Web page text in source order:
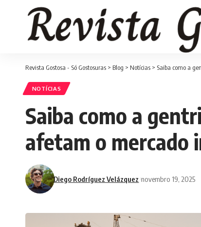
Revista Gostosa - Só Gostosuras > Blog > Notícias > Saiba como a
NOTÍCIAS
Saiba como a
afetam o mercado
Diego Rodríguez Velázquez novembro 19, 2025